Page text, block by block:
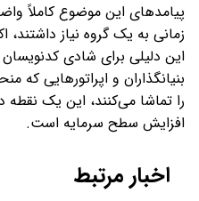
پیامدهای این موضوع کاملاً
زمانی به یک گروه نیاز
این دلیلی برای شادی
بنیانگذاران و اپراتورهایی
را تماشا می‌کنند، این یک نقطه
افزایش سطح سرمایه است.
اخبار مرتبط